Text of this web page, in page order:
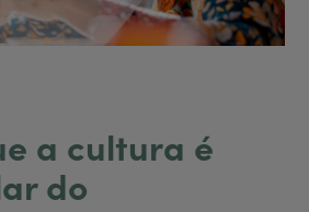
a cultura é
do